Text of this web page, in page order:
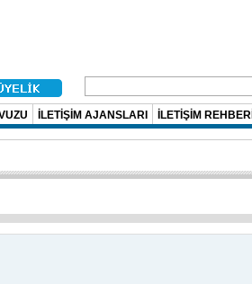
İLETİŞİM AJANSLARI İLETİŞİM REHBERİ